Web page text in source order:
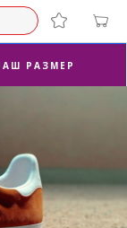
РАЗМЕР